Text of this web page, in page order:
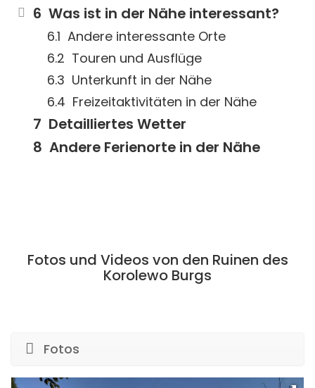
Was ist in der Nähe interessant?
Andere interessante Orte
Touren und Ausflüge
Unterkunft in der Nähe
Freizeitaktivitäten in der Nähe
Detailliertes Wetter
Andere Ferienorte in der Nähe
Fotos und Videos von den Ruinen des
Korolewo Burgs
Fotos